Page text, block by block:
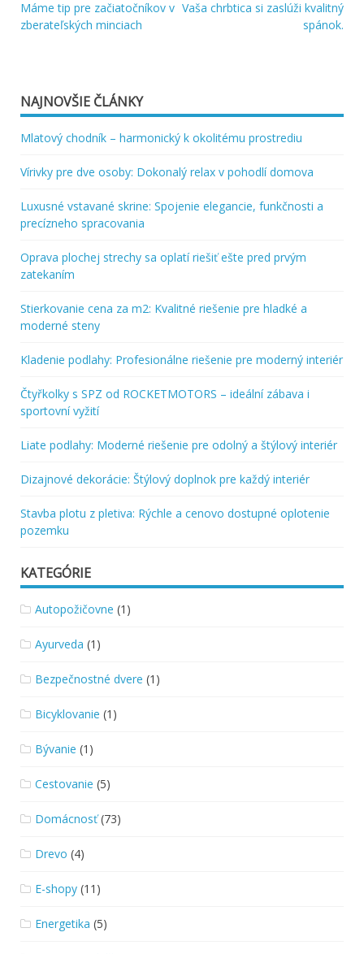
Navigácia
Máme tip pre začiatočníkov v
zberateľských minciach
Vaša chrbtica si zaslúži kvalitný
spánok.
NAJNOVŠIE ČLÁNKY
Mlatový chodník – harmonický k okolitému prostrediu
Vírivky pre dve osoby: Dokonalý relax v pohodlí domova
Luxusné vstavané skrine: Spojenie elegancie, funkčnosti a
precízneho spracovania
Oprava plochej strechy sa oplatí riešiť ešte pred prvým
zatekaním
Stierkovanie cena za m2: Kvalitné riešenie pre hladké a
moderné steny
Kladenie podlahy: Profesionálne riešenie pre moderný interiér
Čtyřkolky s SPZ od ROCKETMOTORS – ideální zábava i
sportovní vyžití
Liate podlahy: Moderné riešenie pre odolný a štýlový interiér
Dizajnové dekorácie: Štýlový doplnok pre každý interiér
Stavba plotu z pletiva: Rýchle a cenovo dostupné oplotenie
pozemku
KATEGÓRIE
Autopožičovne (1)
Ayurveda (1)
Bezpečnostné dvere (1)
Bicyklovanie (1)
Bývanie (1)
Cestovanie (5)
Domácnosť(73)
Drevo (4)
E-shopy (11)
Energetika (5)